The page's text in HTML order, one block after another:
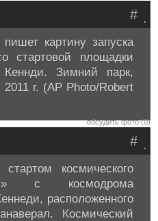
.
#
картину запуска
стартовой площадки
Кеннди. Зимний парк,
г. (AP Photo/Robert
обсудить фото (0)
.
#
космического
с космодрома
расположенного
Космический